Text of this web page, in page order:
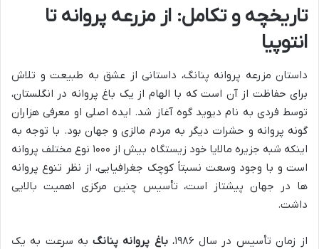
تاریخچه و تکامل: از مزرعه پروانه تا
انتوپیا
داستان مزرعه پروانه پنانگ، داستانی از عشق به طبیعت و تلاش
برای حفاظت از آن است که با الهام از یک باغ پروانه در انگلستان،
توسط فردی به نام دیوید گوه آغاز شد. ایده اصلی او معرفی هزاران
گونه پروانه و حشرات دیگر به مردم مالزی و جهان بود. با توجه به
اینکه شبه جزیره مالایا خود زیستگاه بیش از ۱۰۰۰ نوع مختلف پروانه
است و با وجود وسعت نسبتاً کوچک جغرافیایی، از نظر تنوع پروانه
ها در جهان پیشتاز است، تأسیس چنین مرکزی اهمیت بالایی
داشت.
از زمان تأسیس در سال ۱۹۸۶، باغ پروانه پنانگ به سرعت به یک